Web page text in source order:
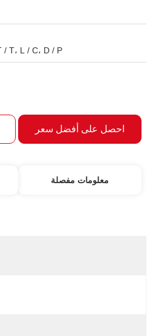
T / T، L / C، D / P، ويسترن يونيون، موني جرام
احصل على أفضل سعر
معلومات مفصلة